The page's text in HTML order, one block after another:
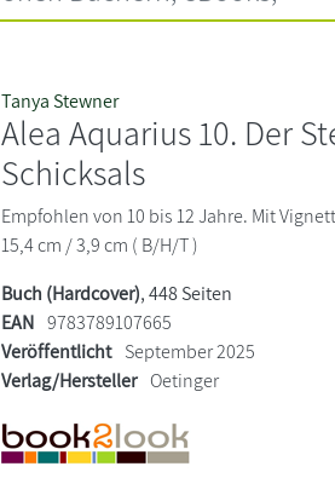
Tanya Stewner
Alea Aquarius 10. Der
Schicksals
Empfohlen von 10 bis 12 Jahre. Mit
15,4 cm / 3,9 cm ( B/H/T )
Buch (Hardcover), 448 Seiten
EAN 9783789107665
Veröffentlicht September 2025
Verlag/Hersteller Oetinger